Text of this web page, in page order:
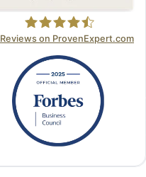
W-V Law Firm LLP
Reviews on ProvenExpert.com